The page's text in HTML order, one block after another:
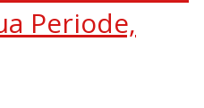
Periode,